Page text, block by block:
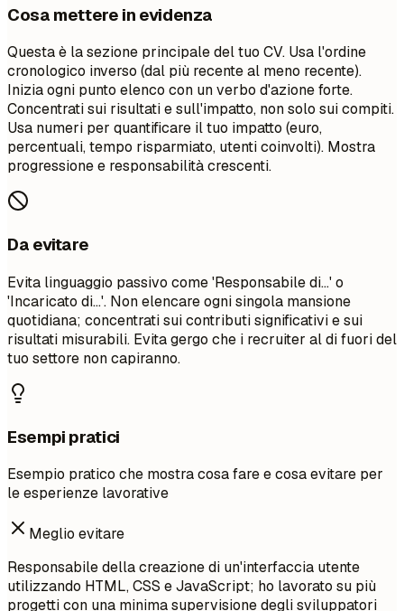
Cosa mettere in evidenza
Questa è la sezione principale del tuo CV. Usa l'ordine
cronologico inverso (dal più recente al meno recente).
Inizia ogni punto elenco con un verbo d'azione forte.
Concentrati sui risultati e sull'impatto, non solo sui compiti.
Usa numeri per quantificare il tuo impatto (euro,
percentuali, tempo risparmiato, utenti coinvolti). Mostra
progressione e responsabilità crescenti.
Da evitare
Evita linguaggio passivo come 'Responsabile di...' o
'Incaricato di...'. Non elencare ogni singola mansione
quotidiana; concentrati sui contributi significativi e sui
risultati misurabili. Evita gergo che i recruiter al di fuori del
tuo settore non capiranno.
Esempi pratici
Esempio pratico che mostra cosa fare e cosa evitare per
le esperienze lavorative
Meglio evitare
Responsabile della creazione di un'interfaccia utente
utilizzando HTML, CSS e JavaScript; ho lavorato su più
progetti con una minima supervisione degli sviluppatori